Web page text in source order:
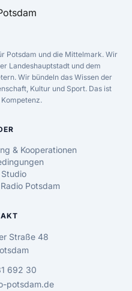
Potsdam und die Mittelmark. Wir
Landeshauptstadt und dem
Wir bündeln das Wissen der
Kultur und Sport. Das ist
& Kooperationen
Potsdam
Straße 48
692 30
potsdam.de